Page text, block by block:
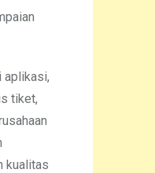
aplikasi,
tiket,
kualitas